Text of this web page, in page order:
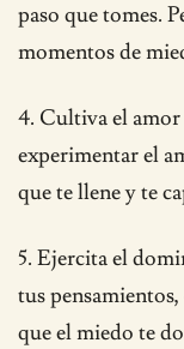
paso que tomes.
momentos de
4. Cultiva el amor
experimentar el
que te llene y te
5. Ejercita el
tus
que el miedo te